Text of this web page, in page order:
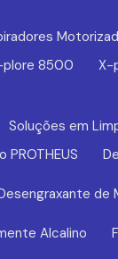
plore 8500 X-
Soluções em
de
Alcalino